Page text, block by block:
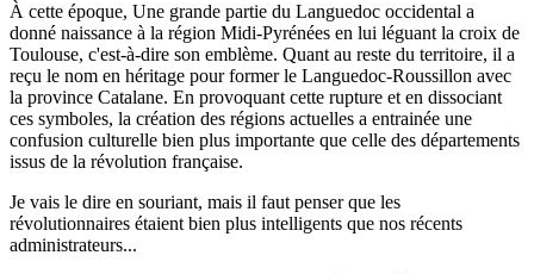
À cette époque, Une grande partie du Languedoc occidental a
donné naissance à la région Midi-Pyrénées en lui léguant la croix de
Toulouse, c'est-à-dire son emblème. Quant au reste du territoire, il a
reçu le nom en héritage pour former le Languedoc-Roussillon avec
la province Catalane. En provoquant cette rupture et en dissociant
ces symboles, la création des régions actuelles a entrainée une
confusion culturelle bien plus importante que celle des départements
issus de la révolution française.
Je vais le dire en souriant, mais il faut penser que les
révolutionnaires étaient bien plus intelligents que nos récents
administrateurs...